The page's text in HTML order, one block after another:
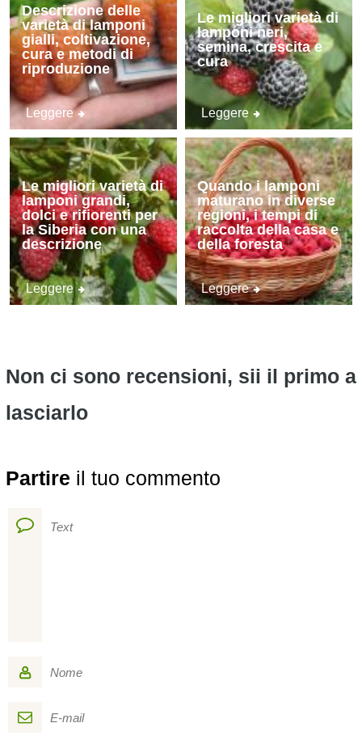
Descrizione delle
varietà di lamponi
gialli, coltivazione,
cura e metodi di
riproduzione
Leggere
Le migliori varietà di
lamponi neri,
semina, crescita e
cura
Leggere
Le migliori varietà di
lamponi grandi,
dolci e rifiorenti per
la Siberia con una
descrizione
Leggere
Quando i lamponi
maturano in diverse
regioni, i tempi di
raccolta della casa e
della foresta
Leggere
Non ci sono recensioni, sii il primo a
lasciarlo
Partire il tuo commento